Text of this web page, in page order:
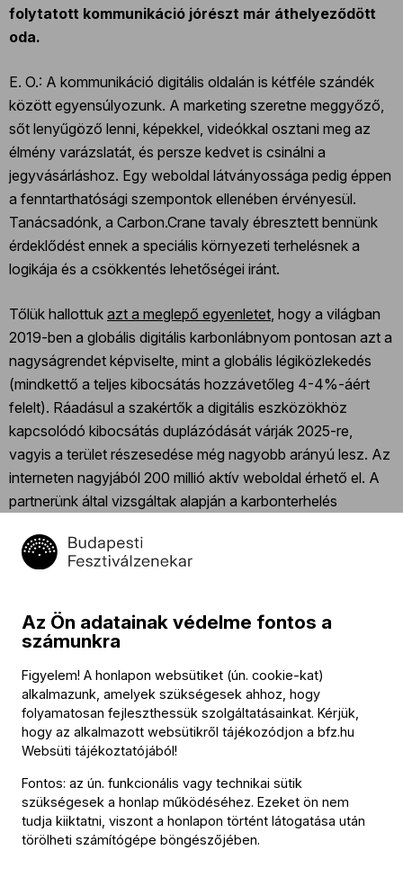
folytatott kommunikáció jórészt már áthelyeződött
oda.
E. O.: A kommunikáció digitális oldalán is kétféle szándék
között egyensúlyozunk. A marketing szeretne meggyőző,
sőt lenyűgöző lenni, képekkel, videókkal osztani meg az
élmény varázslatát, és persze kedvet is csinálni a
jegyvásárláshoz. Egy weboldal látványossága pedig éppen
a fenntarthatósági szempontok ellenében érvényesül.
Tanácsadónk, a Carbon.Crane tavaly ébresztett bennünk
érdeklődést ennek a speciális környezeti terhelésnek a
logikája és a csökkentés lehetőségei iránt.
Tőlük hallottuk azt a meglepő egyenletet , hogy a világban
2019-ben a globális digitális karbonlábnyom pontosan azt a
nagyságrendet képviselte, mint a globális légiközlekedés
(mindkettő a teljes kibocsátás hozzávetőleg 4-4%-áért
felelt). Ráadásul a szakértők a digitális eszközökhöz
kapcsolódó kibocsátás duplázódását várják 2025-re,
vagyis a terület részesedése még nagyobb arányú lesz. Az
interneten nagyjából 200 millió aktív weboldal érhető el. A
partnerünk által vizsgáltak alapján a karbonterhelés
is. A világ legnagyobb digitális karbonterheléséért felelős
weboldalak a médiaszektorhoz, az e-kereskedelemhez –
események bemutatása és értékesítése –, és az online
bankoláshoz kapcsolódnak, s a rengeteg érintett szereplő
vannak erősen médiaterhelt oldalaink, szerettünk volna egy
pilot projektet, amely megvizsgálja, hogy tudjuk-e
számottevően csökkenteni a digitális karbonlábnyomunkat.
BFZ: Mi lett a projekt eredménye?
E. O.: Az esettanulmányhoz a Carbon.Crane a Médiatár
aloldalunkat javasolta, ez az egyik legkarbonintenzívebb
Az Ön adatainak védelme fontos a
számunkra
Figyelem! A honlapon websütiket (ún. cookie-kat)
alkalmazunk, amelyek szükségesek ahhoz, hogy
folyamatosan fejleszthessük szolgáltatásainkat. Kérjük,
hogy az alkalmazott websütikről tájékozódjon a bfz.hu
Websüti tájékoztatójából!
Fontos: az ún. funkcionális vagy technikai sütik
szükségesek a honlap működéséhez. Ezeket ön nem
tudja kiiktatni, viszont a honlapon történt látogatása után
törölheti számítógépe böngészőjében.